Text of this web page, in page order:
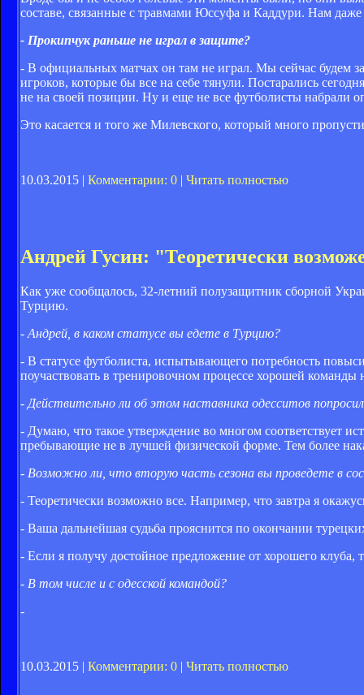
составе, связанные с травмами Юссуфа и Каддури. Нам
- Прокипчук раньше не играл в защите?
- В официальных матчах он там не играл. Мы сейчас будем
игроков, которые бы все на себе тянули. Постарались
не на своей позиции. Ну и еще не все футболисты набрали
Это касается и того же Милевского, который много
10.03.2015 | Комментарии: 0 | Читать полностью
Андрей Гусин: "Теоретически
Как уже сообщалось, 32-летний полузащитник сборной
Турцию.
- Андрей, в каком статусе вы едете в Турцию?
- В статусе футболиста, испытывающего потребность
поучаствовать в тренировочном процессе хорошей команды
- Действительно ли об этом наставника одесситов
- Думаю, что такое утверждение во многом соответствует
пребывающие не в лучшей физической форме. Тем более
- Возможно ли, что вторую часть сезона вы проведете в
- Теоретически возможно все. Например, что завтра я
- Ваша дальнейшая судьба прояснится по окончании
- Если я получу достойное предложение от хорошего
- В том числе и с одесской командой?
-
10.03.2015 | Комментарии: 0 | Читать полностью